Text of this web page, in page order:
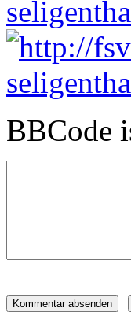
BBCode